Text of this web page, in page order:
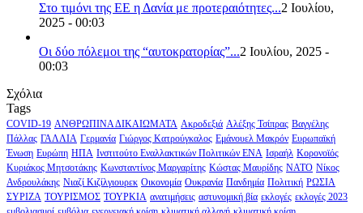
Στο τιμόνι της ΕΕ η Δανία με προτεραιότητες...2 Ιουλίου,
2025 - 00:03
Οι δύο πόλεμοι της “αυτοκρατορίας”...2 Ιουλίου, 2025 -
00:03
Σχόλια
Tags
COVID-19 ΑΝΘΡΩΠΙΝΑ ΔΙΚΑΙΩΜΑΤΑ Ακροδεξιά Αλέξης Τσίπρας Βαγγέλης
Πάλλας ΓΑΛΛΙΑ Γερμανία Γιώργος Κατρούγκαλος Εμάνουελ Μακρόν Ευρωπαϊκή
Ένωση Ευρώπη ΗΠΑ Ινστιτούτο Εναλλακτικών Πολιτικών ΕΝΑ Ισραήλ Κορονοϊός
Κυριάκος Μητσοτάκης Κωνσταντίνος Μαργαρίτης Κώστας Μαυρίδης ΝΑΤΟ Νίκος
Ανδρουλάκης Νιαζί Κιζίλγιουρεκ Οικονομία Ουκρανία Πανδημία Πολιτική ΡΩΣΙΑ
ΣΥΡΙΖΑ ΤΟΥΡΙΣΜΟΣ ΤΟΥΡΚΙΑ ανατιμήσεις αστυνομική βία εκλογές εκλογές 2023